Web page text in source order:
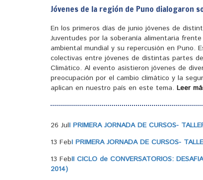
Jóvenes de la región de Puno dialogaron
En los primeros días de junio jóvenes de
Juventudes por la soberanía alimentaria
ambiental mundial y su repercusión en Puno.
colectivas entre jóvenes de distintas partes
Climático. Al evento asistieron jóvenes de
preocupación por el cambio climático y la
aplican en nuestro país en este tema. Leer
26 JulI PRIMERA JORNADA DE CURSOS-
13 FebI PRIMERA JORNADA DE CURSOS-
13 FebII CICLO de CONVERSATORIOS:
2014)